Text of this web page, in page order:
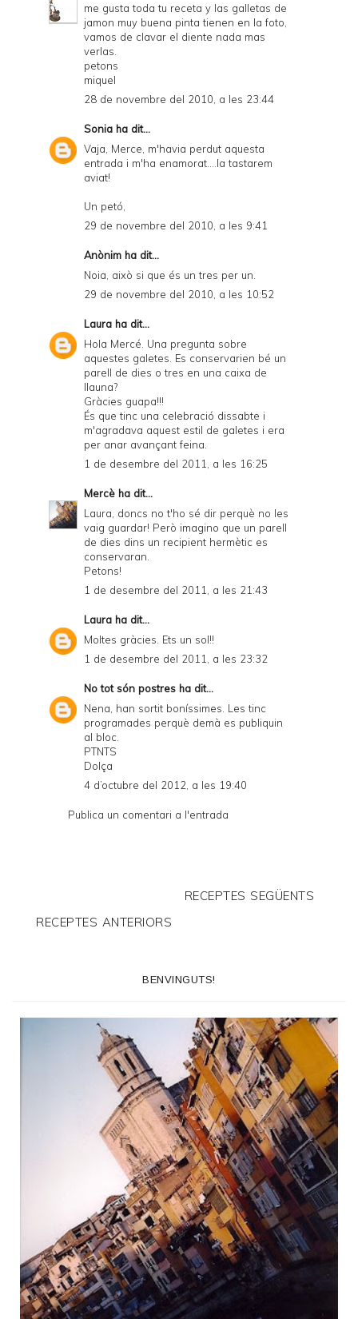
me gusta toda tu receta y las galletas de
jamon muy buena pinta tienen en la foto,
vamos de clavar el diente nada mas
verlas.
petons
miquel
28 de novembre del 2010, a les 23:44
Sonia ha dit...
Vaja, Merce, m'havia perdut aquesta
entrada i m'ha enamorat....la tastarem
aviat!
Un petó,
29 de novembre del 2010, a les 9:41
Anònim ha dit...
Noia, això si que és un tres per un.
29 de novembre del 2010, a les 10:52
Laura ha dit...
Hola Mercé. Una pregunta sobre
aquestes galetes. Es conservarien bé un
parell de dies o tres en una caixa de
llauna?
Gràcies guapa!!!
És que tinc una celebració dissabte i
m'agradava aquest estil de galetes i era
per anar avançant feina.
1 de desembre del 2011, a les 16:25
Mercè ha dit...
Laura, doncs no t'ho sé dir perquè no les
vaig guardar! Però imagino que un parell
de dies dins un recipient hermètic es
conservaran.
Petons!
1 de desembre del 2011, a les 21:43
Laura ha dit...
Moltes gràcies. Ets un sol!!
1 de desembre del 2011, a les 23:32
No tot són postres ha dit...
Nena, han sortit boníssimes. Les tinc
programades perquè demà es publiquin
al bloc.
PTNTS
Dolça
4 d’octubre del 2012, a les 19:40
Publica un comentari a l'entrada
RECEPTES SEGÜENTS
RECEPTES ANTERIORS
BENVINGUTS!